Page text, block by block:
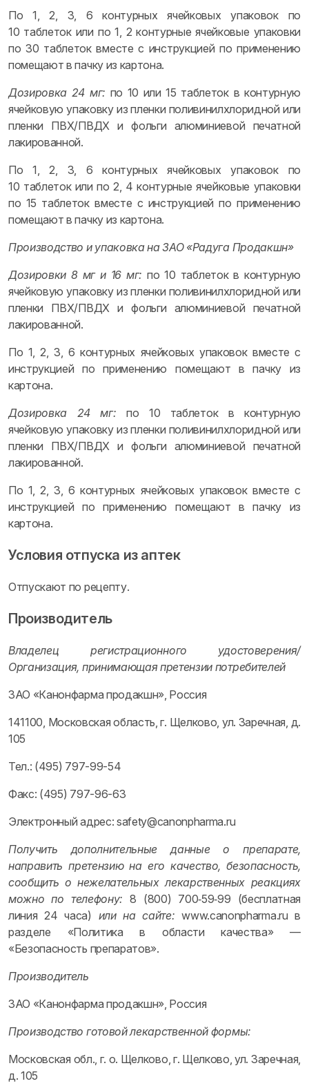
По 1, 2, 3, 6 контурных ячейковых упаковок по
10 таблеток или по 1, 2 контурные ячейковые упаковки
по 30 таблеток вместе с инструкцией по применению
помещают в пачку из картона.
Дозировка 24 мг: по 10 или 15 таблеток в контурную
ячейковую упаковку из пленки поливинилхлоридной или
пленки ПВХ/ПВДХ и фольги алюминиевой печатной
лакированной.
По 1, 2, 3, 6 контурных ячейковых упаковок по
10 таблеток или по 2, 4 контурные ячейковые упаковки
по 15 таблеток вместе с инструкцией по применению
помещают в пачку из картона.
Производство и упаковка на ЗАО «Радуга Продакшн»
Дозировки 8 мг и 16 мг: по 10 таблеток в контурную
ячейковую упаковку из пленки поливинилхлоридной или
пленки ПВХ/ПВДХ и фольги алюминиевой печатной
лакированной.
По 1, 2, 3, 6 контурных ячейковых упаковок вместе с
инструкцией по применению помещают в пачку из
картона.
Дозировка 24 мг: по 10 таблеток в контурную
ячейковую упаковку из пленки поливинилхлоридной или
пленки ПВХ/ПВДХ и фольги алюминиевой печатной
лакированной.
По 1, 2, 3, 6 контурных ячейковых упаковок вместе с
инструкцией по применению помещают в пачку из
картона.
Условия отпуска из аптек
Отпускают по рецепту.
Производитель
Владелец регистрационного удостоверения/
Организация, принимающая претензии потребителей
ЗАО «Канонфарма продакшн», Россия
141100, Московская область, г. Щелково, ул. Заречная, д.
105
Тел.: (495) 797-99-54
Факс: (495) 797-96-63
Электронный адрес: safety@canonpharma.ru
Получить дополнительные данные о препарате,
направить претензию на его качество, безопасность,
сообщить о нежелательных лекарственных реакциях
можно по телефону: 8 (800) 700‑59‑99 (бесплатная
линия 24 часа) или на сайте: www.canonpharma.ru в
разделе «Политика в области качества» —
«Безопасность препаратов».
Производитель
ЗАО «Канонфарма продакшн», Россия
Производство готовой лекарственной формы:
Московская обл., г. о. Щелково, г. Щелково, ул. Заречная,
д. 105